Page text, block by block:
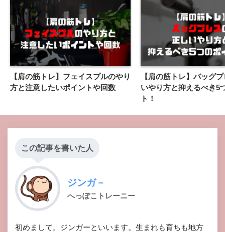
【肩の筋トレ】フェイスプルのやり
方と注意したいポイントや回数
【肩の筋トレ】バッグ
いやり方と抑えるべき5
ト！
この記事を書いた人
ジンガ－
へっぽこトレーニー
初めまして。ジンガーといいます。生まれも育ちも地方